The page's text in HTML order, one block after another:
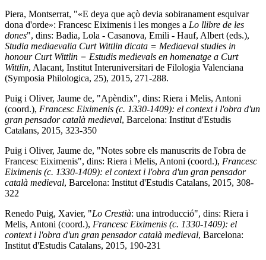
Piera, Montserrat, "«E deya que açò devia sobiranament esquivar
dona d'orde»: Francesc Eiximenis i les monges a Lo llibre de les
dones", dins: Badia, Lola - Casanova, Emili - Hauf, Albert (eds.),
Studia mediaevalia Curt Wittlin dicata = Mediaeval studies in
honour Curt Wittlin = Estudis medievals en homenatge a Curt
Wittlin, Alacant, Institut Interuniversitari de Filologia Valenciana
(Symposia Philologica, 25), 2015, 271-288.
Puig i Oliver, Jaume de, "Apèndix", dins: Riera i Melis, Antoni
(coord.), Francesc Eiximenis (c. 1330-1409): el context i l'obra d'un
gran pensador català medieval, Barcelona: Institut d'Estudis
Catalans, 2015, 323-350
Puig i Oliver, Jaume de, "Notes sobre els manuscrits de l'obra de
Francesc Eiximenis", dins: Riera i Melis, Antoni (coord.), Francesc
Eiximenis (c. 1330-1409): el context i l'obra d'un gran pensador
català medieval, Barcelona: Institut d'Estudis Catalans, 2015, 308-
322
Renedo Puig, Xavier, "Lo Crestià: una introducció", dins: Riera i
Melis, Antoni (coord.), Francesc Eiximenis (c. 1330-1409): el
context i l'obra d'un gran pensador català medieval, Barcelona:
Institut d'Estudis Catalans, 2015, 190-231